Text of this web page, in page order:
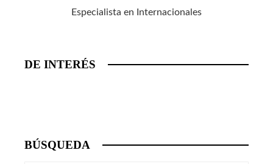
Especialista en Internacionales
DE INTERÉS
BÚSQUEDA